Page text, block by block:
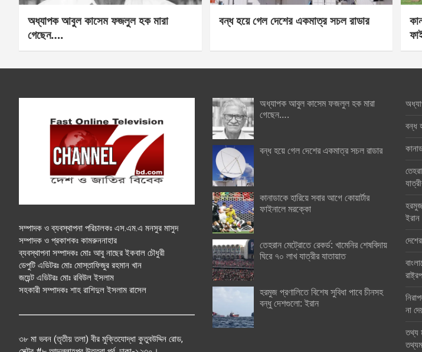
অধ্যাপক আবুল কাসেম ফজলুল হক মারা
গেছেন….
বন্ধ হয়ে গেল দেশের একমাত্র সচল রাডার
সম্পাদক ও ব্যবস্থাপনা পরিচালকঃ এস.এম.এ মনসুর মাসুদ
সম্পাদক ও প্রকাশকঃ কামরুননাহার
ব্যবস্থাপনা সম্পাদকঃ মোঃ আবু নাছের ইকবাল চৌধুরী
ডেপুটি এডিটরঃ মোঃ মোস্তাফিজুর রহমান খান
জয়েন্ট এডিটরঃ মোঃ রবিউল ইসলাম
সহকারী সম্পাদকঃ শাহ রাশিদুল ইসলাম রাসেল
৩৮ মা ভবন (তৃতীয় তলা) বীর মুক্তিযোদ্ধা কুতুবউদ্দিন রোড,
অধ্যাপক আবুল কাসেম ফজলুল হক মারা
গেছেন….
বন্ধ হয়ে গেল দেশের একমাত্র সচল রাডার
কানাডাকে হারিয়ে সবার আগে কোয়ার্টার
ফাইনালে মরক্কো
তেহরান মেট্রোতে রেকর্ড: খামেনির শেষবিদায়
ঘিরে ৭০ লাখ যাত্রীর যাতায়াত
হরমুজ প্রণালিতে বিশেষ সুবিধা পাবে চীনসহ
বন্ধু দেশগুলো: ইরান
বন্ধ
হরমুজ
ইরান
না
তথ্য